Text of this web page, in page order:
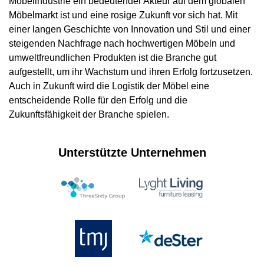
Möbelmarkt ist und eine rosige Zukunft vor sich hat. Mit
einer langen Geschichte von Innovation und Stil und einer
steigenden Nachfrage nach hochwertigen Möbeln und
umweltfreundlichen Produkten ist die Branche gut
aufgestellt, um ihr Wachstum und ihren Erfolg fortzusetzen.
Auch in Zukunft wird die Logistik der Möbel eine
entscheidende Rolle für den Erfolg und die
Zukunftsfähigkeit der Branche spielen.
Unterstützte Unternehmen